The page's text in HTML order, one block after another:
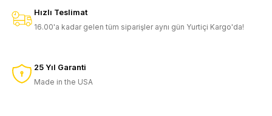
Hızlı Teslimat
16.00'a kadar gelen tüm siparişler aynı gün Yurtiçi Kargo'da!
25 Yıl Garanti
Made in the USA